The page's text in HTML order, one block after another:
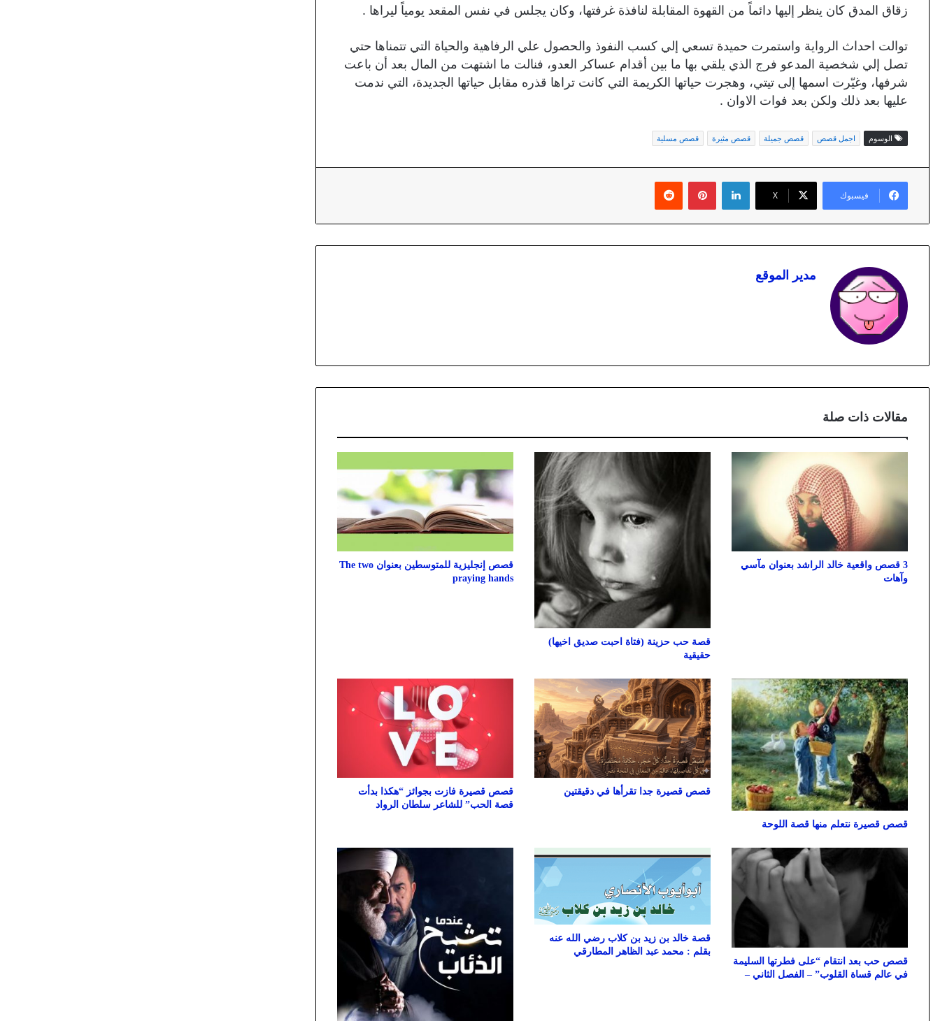
زقاق المدق كان ينظر إليها دائماً من القهوة المقابلة لنافذة غرفتها، وكان يجلس في نفس المقعد يومياً ليراها .
توالت احداث الرواية واستمرت حميدة تسعي إلي كسب النفوذ والحصول علي الرفاهية والحياة التي تتمناها حتي
تصل إلي شخصية المدعو فرج الذي يلقي بها ما بين أقدام عساكر العدو، فنالت ما اشتهت من المال بعد أن باعت
شرفها، وغيّرت اسمها إلى تيتي، وهجرت حياتها الكريمة التي كانت تراها قذره مقابل حياتها الجديدة، التي ندمت
عليها بعد ذلك ولكن بعد فوات الاوان .
الوسوم اجمل قصص قصص جميلة قصص مثيرة قصص مسلية
فيسبوك X
لينكدإن بينتيريست
مدير الموقع
مقالات ذات صلة
3 قصص واقعية خالد الراشد بعنوان مآسي
وآهات
قصة حب حزينة (فتاة احبت صديق اخيها)
حقيقية
قصص إنجليزية للمتوسطين بعنوان The two
praying hands
قصص قصيرة نتعلم منها قصة اللوحة
قصص قصيرة جدا تقرأها في دقيقتين
قصص قصيرة فازت بجوائز “هكذا بدأت
قصة الحب” للشاعر سلطان الرواد
قصص حب بعد انتقام “على فطرتها السليمة
في عالم قساة القلوب” – الفصل الثاني –
قصة خالد بن زيد بن كلاب رضي الله عنه
بقلم : محمد عبد الظاهر المطارقي